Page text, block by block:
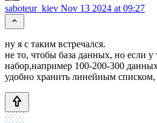
saboteur_kiev Nov 13 2024 at 09:27
ну я с таким встречался.
не то, чтобы база данных, но если у
набор,например 100-200-300
удобно хранить линейным списком,